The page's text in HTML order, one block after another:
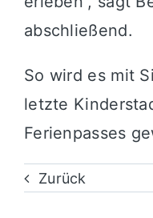
abschließend.
So wird es mit
letzte
Ferienpasses
Zurück